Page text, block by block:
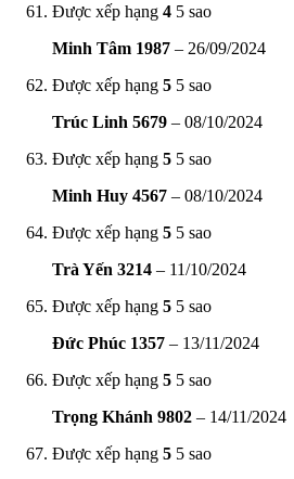
Được xếp hạng 4 5 sao
Minh Tâm 1987 – 26/09/2024
Được xếp hạng 5 5 sao
Trúc Linh 5679 – 08/10/2024
Được xếp hạng 5 5 sao
Minh Huy 4567 – 08/10/2024
Được xếp hạng 5 5 sao
Trà Yến 3214 – 11/10/2024
Được xếp hạng 5 5 sao
Đức Phúc 1357 – 13/11/2024
Được xếp hạng 5 5 sao
Trọng Khánh 9802 – 14/11/2024
Được xếp hạng 5 5 sao